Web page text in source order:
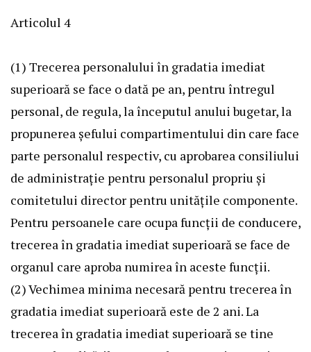
Articolul 4
(1) Trecerea personalului în gradatia imediat
superioară se face o dată pe an, pentru întregul
personal, de regula, la începutul anului bugetar, la
propunerea şefului compartimentului din care face
parte personalul respectiv, cu aprobarea consiliului
de administraţie pentru personalul propriu şi
comitetului director pentru unităţile componente.
Pentru persoanele care ocupa funcţii de conducere,
trecerea în gradatia imediat superioară se face de
organul care aproba numirea în aceste funcţii.
(2) Vechimea minima necesară pentru trecerea în
gradatia imediat superioară este de 2 ani. La
trecerea în gradatia imediat superioară se tine